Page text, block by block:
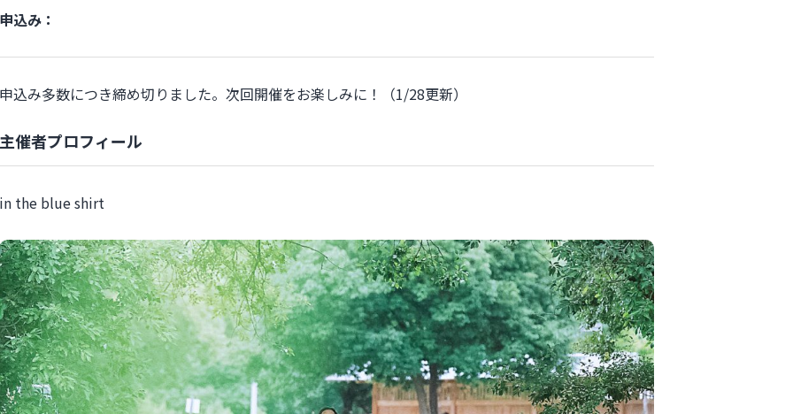
申込み：
申込み多数につき締め切りました。次回開催をお楽しみに！（1/28更新）
主催者プロフィール
in the blue shirt